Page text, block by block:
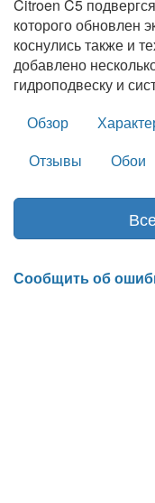
Citroen C5
которого обновлен
коснулись также и
добавлено
гидроподвеску и
Обзор
Отзывы
Обои
Сообщить об